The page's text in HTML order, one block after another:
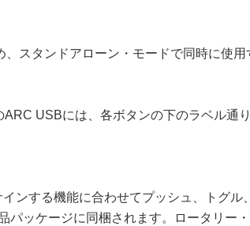
スタンドアローン・モードで同時に使用
USBには、各ボタンの下のラベル通
ンする機能に合わせてプッシュ、トグ
ッケージに同梱されます。ロータリー